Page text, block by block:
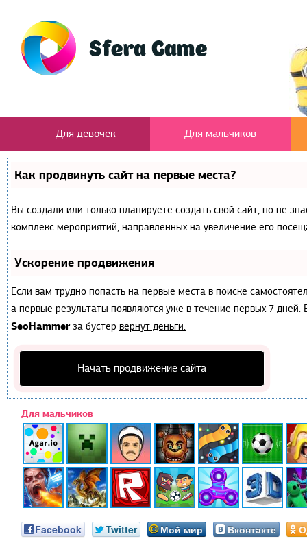
Для девочек Для мальчиков
Как продвинуть сайт на первые места?
Вы создали или только планируете создать свой сайт, но не
комплекс мероприятий, направленных на увеличение его
Ускорение продвижения
Если вам трудно попасть на первые места в поиске
а первые результаты появляются уже в течение первых 7
SeoHammerза бустер вернут деньги.
Начать продвижение сайта
Для мальчиков
Facebook Twitter Мой мир Вконтакте